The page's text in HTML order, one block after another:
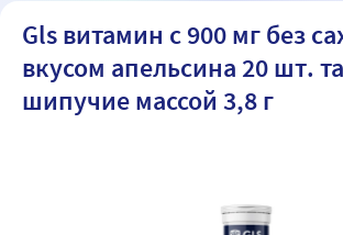
Gls витамин с 900 мг без
вкусом апельсина 20 шт.
шипучие массой 3,8 г